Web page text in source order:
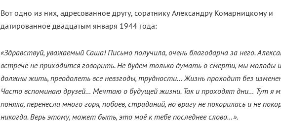
Вот одно из них, адресованное другу, соратнику Александру Комарницкому и
датированное двадцатым января 1944 года:
«Здравствуй, уважаемый Саша! Письмо получила, очень благодарна за него.
встрече не приходится говорить. Не будем только думать о смерти, мы молоды и
должны жить, преодолеть все невзгоды, трудности… Жизнь проходит без
Часто вспоминаю друзей… Мечтаю о будущей жизни. Так и проходят дни… Тут я
поняла, перенесла много горя, побоев, страданий, но врагу не покорилась и не
никогда. Верь этому, может быть, это моё к тебе последнее слово…».